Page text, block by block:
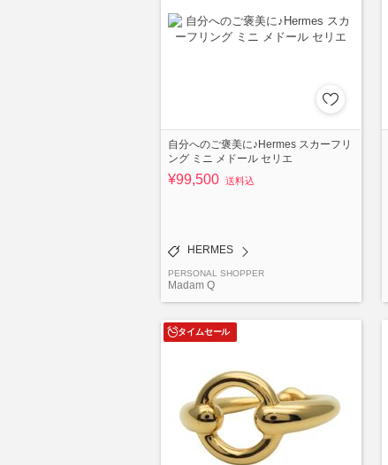
自分へのご褒美に♪Hermes スカーフリ
ング ミニ メドール セリエ
¥99,500 送料込
HERMES
PERSONAL SHOPPER
Madam Q
タイムセール